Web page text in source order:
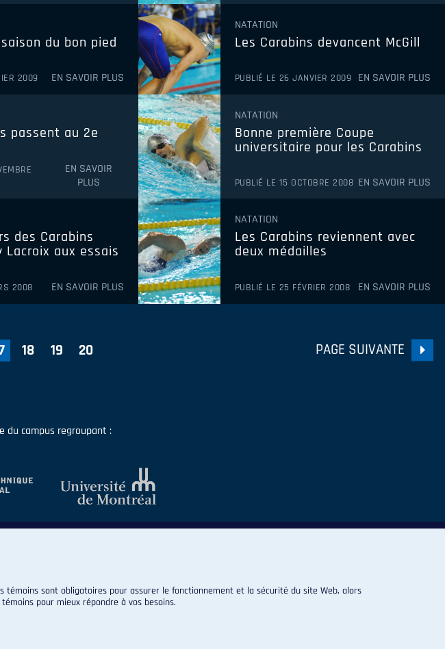
du bon pied
2009 EN SAVOIR PLUS
NATATION
Les Carabins devancent McGill
PUBLIÉ LE 26 JANVIER 2009 EN SAVOIR PLUS
passent au 2e
EN SAVOIR
PLUS
NATATION
Bonne première Coupe
universitaire pour les Carabins
PUBLIÉ LE 15 OCTOBRE 2008 EN SAVOIR PLUS
des Carabins
Lacroix aux essais
2008 EN SAVOIR PLUS
NATATION
Les Carabins reviennent avec
deux médailles
PUBLIÉ LE 25 FÉVRIER 2008 EN SAVOIR PLUS
18 19 20 PAGE SUIVANTE
du campus regroupant :
Tous droits réservés.
témoins sont obligatoires pour assurer le fonctionnement et la sécurité du site Web, alors
pour mieux répondre à vos besoins.